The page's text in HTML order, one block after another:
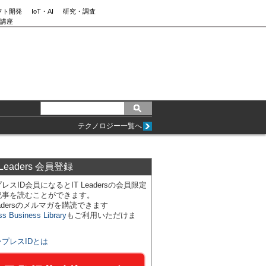
ト開発 IoT・AI
研究・調査
座
テクノロジー一覧へ
会員登録
スID会員になるとIT Leadersの会員限定
を読むことができます。
のメルマガを購読できます
Business Libraryもご利用いただけま
プレスIDとは